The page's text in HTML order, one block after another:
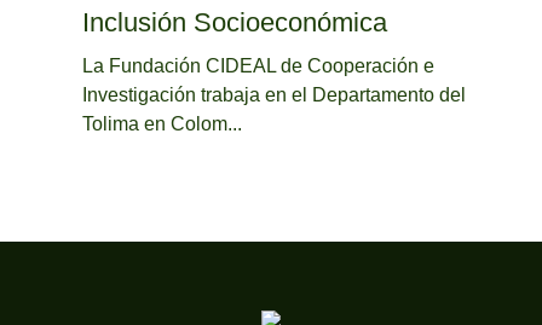
Inclusión Socioeconómica
La Fundación CIDEAL de Cooperación e
Investigación trabaja en el Departamento del
Tolima en Colom...